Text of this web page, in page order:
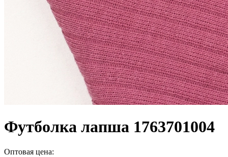
Футболка лапша 1763701004
Оптовая цена: